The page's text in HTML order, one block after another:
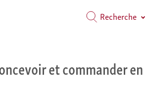
Recherche
et commander en